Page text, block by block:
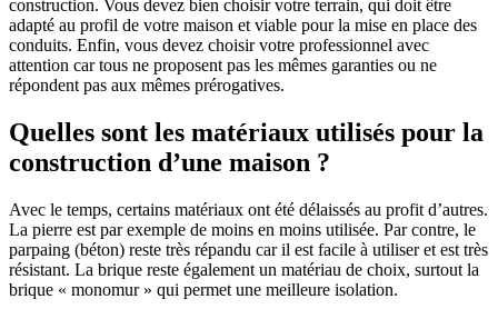
construction. Vous devez bien choisir votre terrain, qui doit être
adapté au profil de votre maison et viable pour la mise en place des
conduits. Enfin, vous devez choisir votre professionnel avec
attention car tous ne proposent pas les mêmes garanties ou ne
répondent pas aux mêmes prérogatives.
Quelles sont les matériaux utilisés pour la
construction d’une maison ?
Avec le temps, certains matériaux ont été délaissés au profit d’autres.
La pierre est par exemple de moins en moins utilisée. Par contre, le
parpaing (béton) reste très répandu car il est facile à utiliser et est très
résistant. La brique reste également un matériau de choix, surtout la
brique « monomur » qui permet une meilleure isolation.